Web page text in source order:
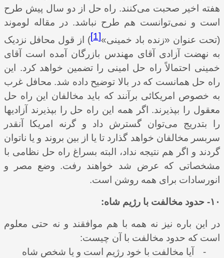
هفته اخیر صحبت می‌کنند. راه‌ حل از دو سال پیش طرح
است و نمی‌توانست هم طرح نباشد. در مقاله لوموند
(تحت عنوان «زنده باد خمینی»[1]
) از قول محافل نزدیک
به نهضت آزادی آقای مهندس بازرگان آمده است آقای
خمینی احتمالاً راه ‌حل امینی را
تضمین خواهد کرد. این
راه‌ حل همانست که در بالا توضیح داده شد. محافل غرب
به خصوص امریکائی برآنند که باید مخالفان این راه‌ حل
معقول را بپذیرند. اگر همه این راه‌ حل را بپذیرند آزادیها
را بتدریج می‌توان گسترش داد و گرنه امریکا آنقدر
سربسر مخالفان خواهد گذارد تا یا از بین بروند و یا ناتوان
گردند و اگر هم نتیجه نداد، البته بسراغ راه‌ حل نظامی با
مشخصاتی که عرض شد خواهند رفت. وضع مصر و
انورسادات برای همه روشن است.
۱۰- حدود مخالفت با رژیم شاه:
در این باره نیز نه همه با هم موافقند و نه حتی معلوم
است که حدود مخالفت با آن چیست:
-
آیا مخالفت با خود رژیم است و یا شخص شاه